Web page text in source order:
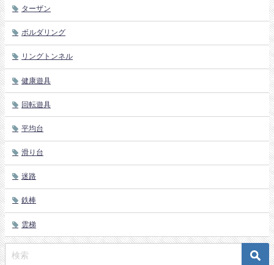
ターザン
ボルダリング
リングトンネル
健康遊具
回転遊具
平均台
滑り台
迷路
鉄棒
雲梯